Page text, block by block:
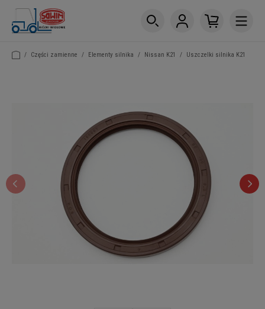
/ Części zamienne / Elementy silnika / Nissan K21 / Uszczelki silnika K21